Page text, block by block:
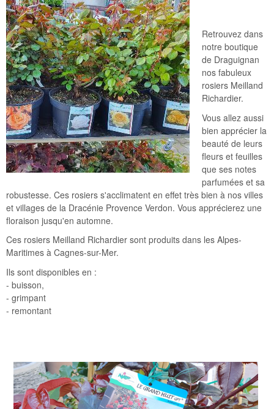
Retrouvez dans
notre boutique
de Draguignan
nos fabuleux
rosiers Meilland
Richardier.
Vous allez aussi
bien apprécier la
beauté de leurs
fleurs et feuilles
que ses notes
parfumées et sa
robustesse. Ces rosiers s'acclimatent en effet très bien à nos villes
et villages de la Dracénie Provence Verdon. Vous apprécierez une
floraison jusqu'en automne.
Ces rosiers Meilland Richardier sont produits dans les Alpes-
Maritimes à Cagnes-sur-Mer.
Ils sont disponibles en :
- buisson,
- grimpant
- remontant